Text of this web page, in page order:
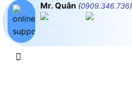
Mr. Quân (0909.346.736)